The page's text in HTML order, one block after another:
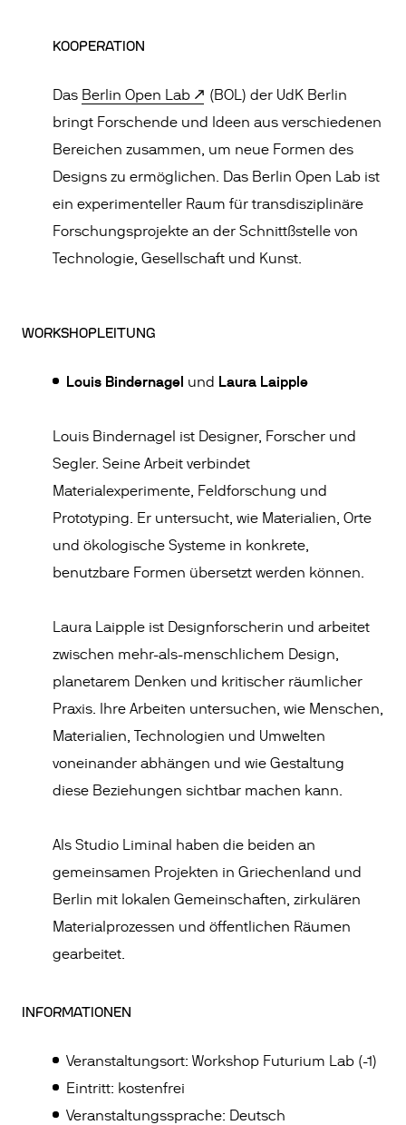
KOOPERATION
Das Berlin Open Lab
(BOL) der UdK Berlin
bringt Forschende und Ideen aus verschiedenen
Bereichen zusammen, um neue Formen des
Designs zu ermöglichen. Das Berlin Open Lab ist
ein experimenteller Raum für transdisziplinäre
Forschungsprojekte an der Schnittßstelle von
Technologie, Gesellschaft und Kunst.
WORKSHOPLEITUNG
Louis Bindernagel und Laura Laipple
Louis Bindernagel ist Designer, Forscher und
Segler. Seine Arbeit verbindet
Materialexperimente, Feldforschung und
Prototyping. Er untersucht, wie Materialien, Orte
und ökologische Systeme in konkrete,
benutzbare Formen übersetzt werden können.
Laura Laipple ist Designforscherin und arbeitet
zwischen mehr-als-menschlichem Design,
planetarem Denken und kritischer räumlicher
Praxis. Ihre Arbeiten untersuchen, wie Menschen,
Materialien, Technologien und Umwelten
voneinander abhängen und wie Gestaltung
diese Beziehungen sichtbar machen kann.
Als Studio Liminal haben die beiden an
gemeinsamen Projekten in Griechenland und
Berlin mit lokalen Gemeinschaften, zirkulären
Materialprozessen und öffentlichen Räumen
gearbeitet.
INFORMATIONEN
Veranstaltungsort: Workshop Futurium Lab (-1)
Eintritt: kostenfrei
Veranstaltungssprache: Deutsch